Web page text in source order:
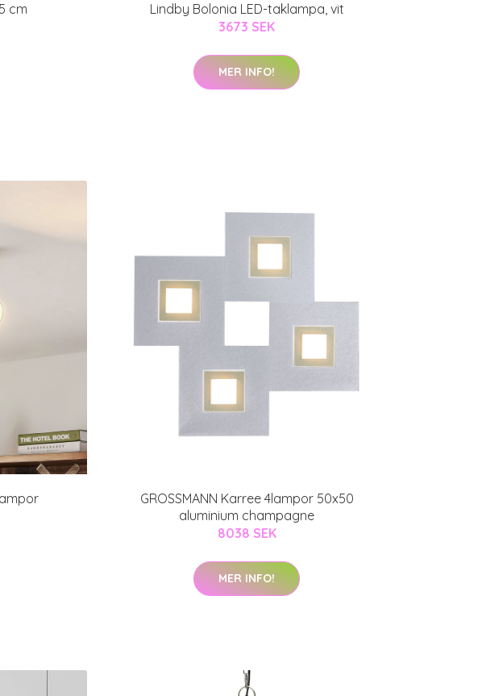
cm
Lindby Bolonia LED-taklampa, vit
3673 SEK
MER INFO!
GROSSMANN Karree 4lampor 50x50
aluminium champagne
8038 SEK
MER INFO!